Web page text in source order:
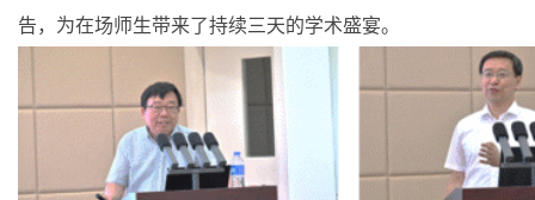
告，为在场师生带来了持续三天的学术盛宴。